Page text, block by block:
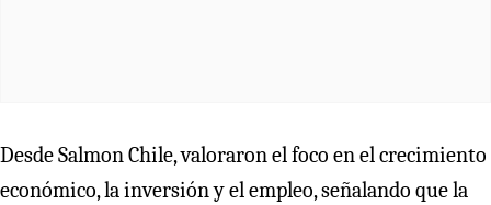
Desde Salmon Chile, valoraron el foco en el crecimiento
económico, la inversión y el empleo, señalando que la